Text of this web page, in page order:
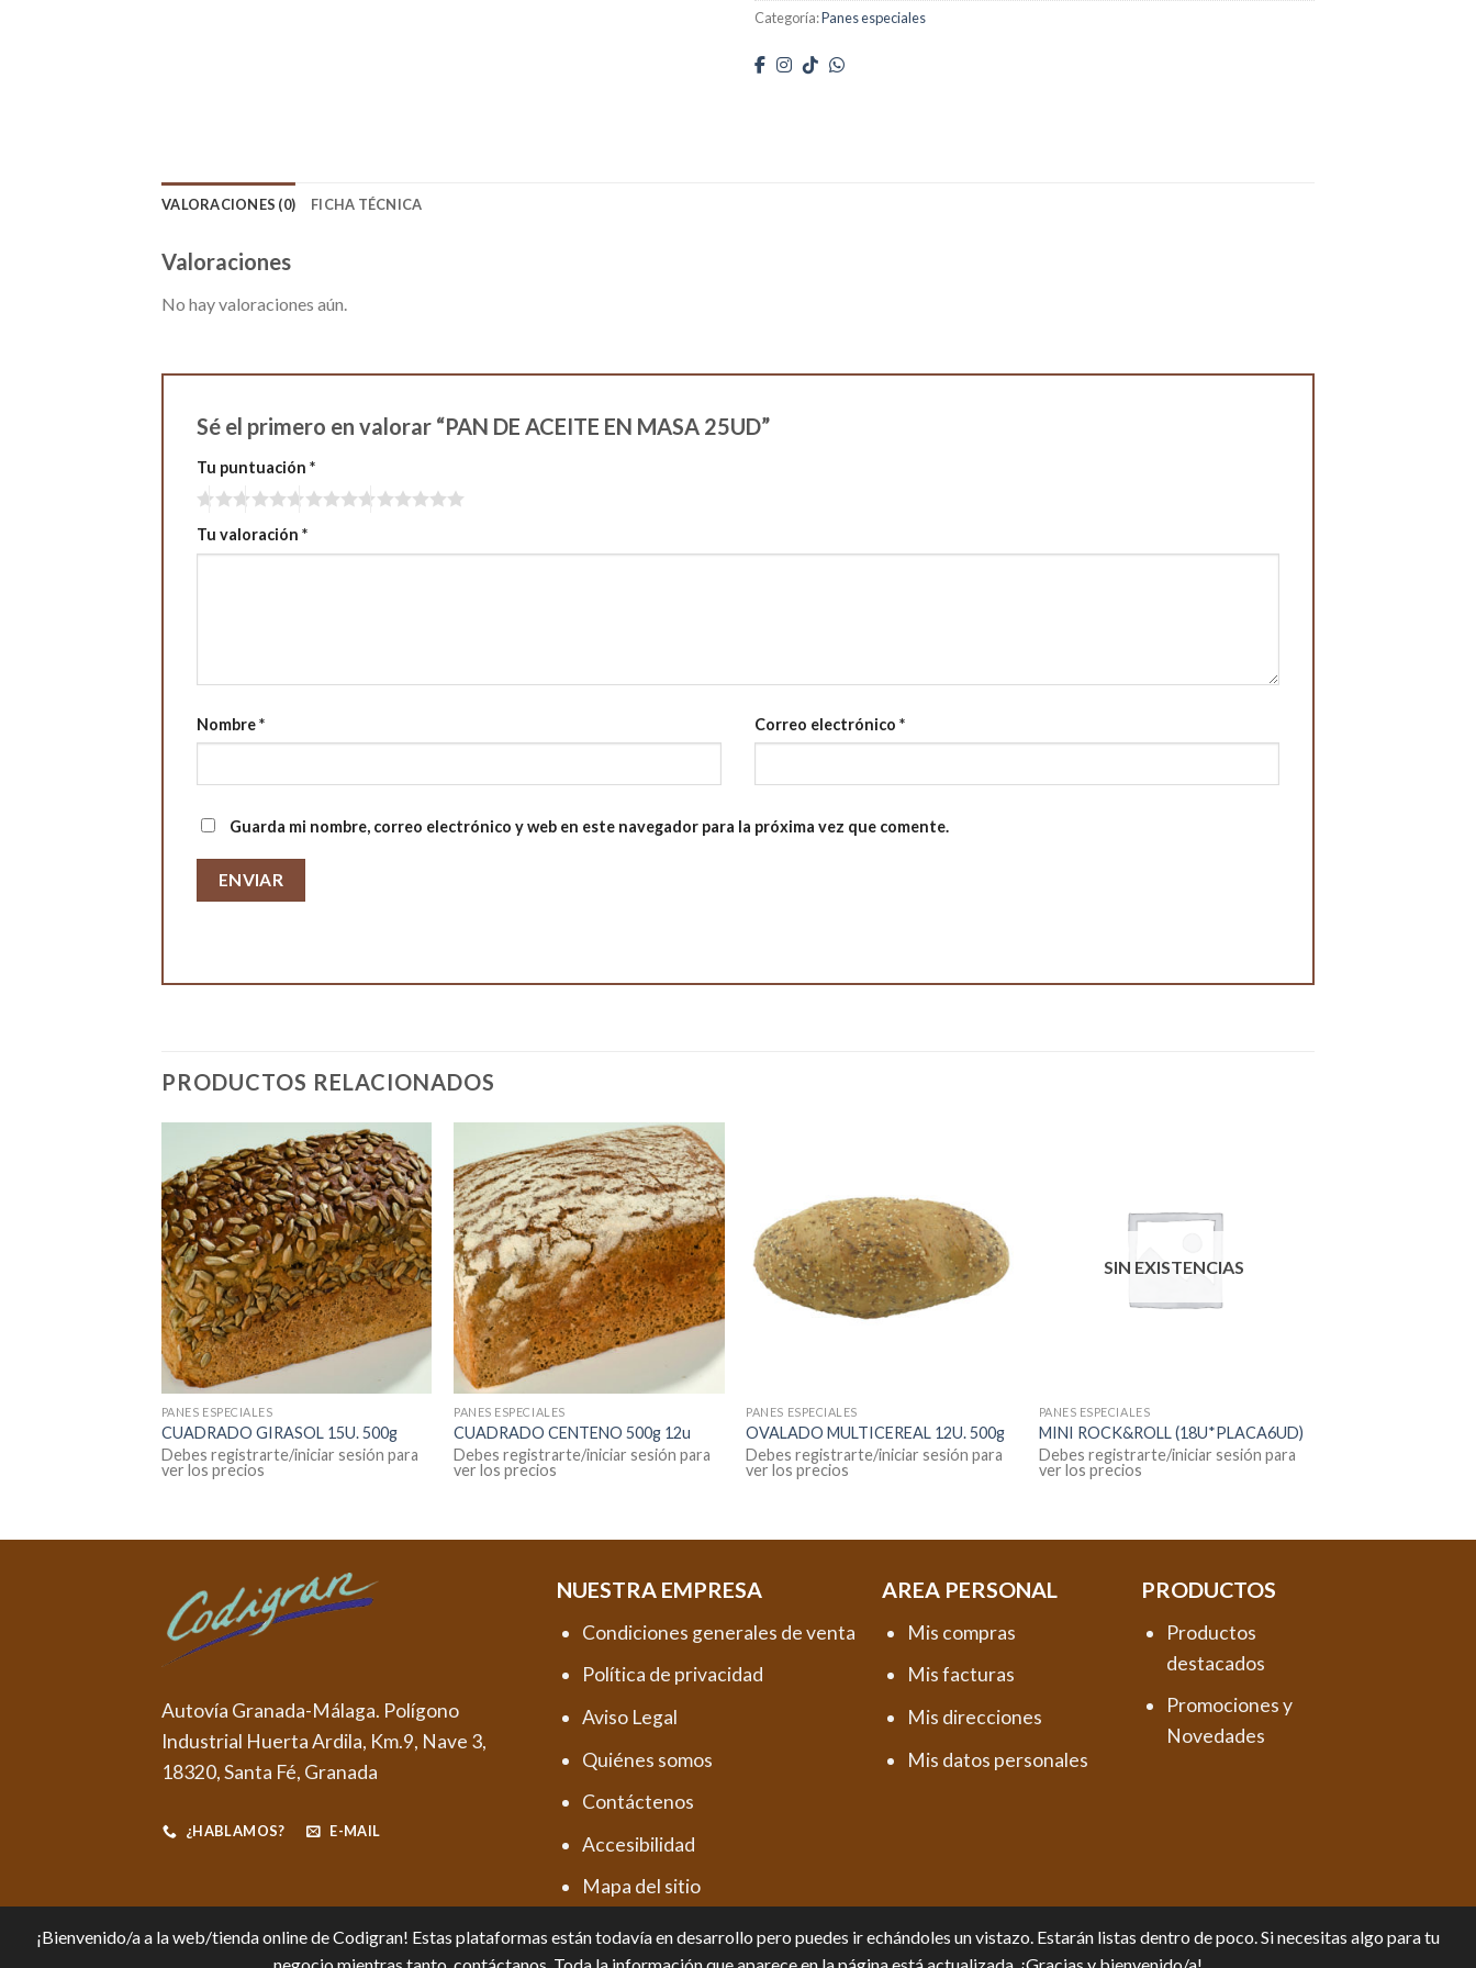
Categoría:Panes especiales
VALORACIONES (0) FICHA TÉCNICA
Valoraciones
No hay valoraciones aún.
Sé el primero en valorar “PAN DE ACEITE EN MASA 25UD”
Tu puntuación *
Tu valoración *
Nombre* Correo electrónico *
Guarda mi nombre, correo electrónico y web en este navegador para la próxima vez que comente.
PRODUCTOS RELACIONADOS
PANES ESPECIALES
CUADRADO GIRASOL 15U. 500g
Debes registrarte/iniciar sesión para
ver los precios
PANES ESPECIALES
CUADRADO CENTENO 500g 12u
Debes registrarte/iniciar sesión para
ver los precios
PANES ESPECIALES
OVALADO MULTICEREAL 12U. 500g
Debes registrarte/iniciar sesión para
ver los precios
SIN EXISTENCIAS
PANES ESPECIALES
MINI ROCK&ROLL (18U*PLACA6UD)
Debes registrarte/iniciar sesión para
ver los precios
Autovía Granada-Málaga. Polígono
Industrial Huerta Ardila, Km.9, Nave 3,
18320, Santa Fé, Granada
¿HABLAMOS? E-MAIL
NUESTRA EMPRESA
Condiciones generales de venta
Política de privacidad
Aviso Legal
Quiénes somos
Contáctenos
Accesibilidad
Mapa del sitio
AREA PERSONAL
Mis compras
Mis facturas
Mis direcciones
Mis datos personales
PRODUCTOS
Productos
destacados
Promociones y
Novedades
¡Bienvenido/a a la web/tienda online de Codigran! Estas plataformas están todavía en desarrollo pero puedes ir echándoles un vistazo. Estarán listas dentro de poco. Si necesitas algo para tu